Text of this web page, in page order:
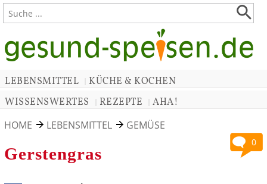
LEBENSMITTEL
KÜCHE & KOCHEN
WISSENSWERTES
REZEPTE
AHA!
HOME
LEBENSMITTEL GEMÜSE
0
Gerstengras